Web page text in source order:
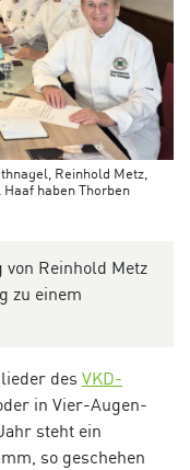
Reinhold Metz,
haben Thorben
Reinhold Metz
zu einem
des VKD-
in Vier-Augen-
steht ein
so geschehen